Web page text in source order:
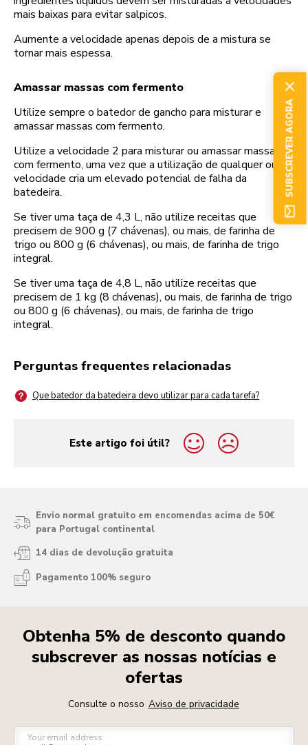
mais baixas para evitar salpicos.
Aumente a velocidade apenas depois de a mistura se
tornar mais espessa.
Amassar massas com fermento
Utilize sempre o batedor de gancho para misturar e
amassar massas com fermento.
Utilize a velocidade 2 para misturar ou amassar massas
com fermento, uma vez que a utilização de qualquer outra
velocidade cria um elevado potencial de falha da
batedeira.
Se tiver uma taça de 4,3 L, não utilize receitas que
precisem de 900 g (7 chávenas), ou mais, de farinha de
trigo ou 800 g (6 chávenas), ou mais, de farinha de trigo
integral.
Se tiver uma taça de 4,8 L, não utilize receitas que
precisem de 1 kg (8 chávenas), ou mais, de farinha de trigo
ou 800 g (6 chávenas), ou mais, de farinha de trigo
integral.
Perguntas frequentes relacionadas
Que batedor da batedeira devo utilizar para cada tarefa?
Este artigo foi útil?
yes
no
Envio normal gratuito em encomendas acima de 50€
para Portugal continental
14 dias de devolução gratuita
Pagamento 100% seguro
Obtenha 5% de desconto quando
subscrever as nossas notícias e
ofertas
Consulte o nosso Aviso de privacidade
Your email address
SUBSCREVER AGORA